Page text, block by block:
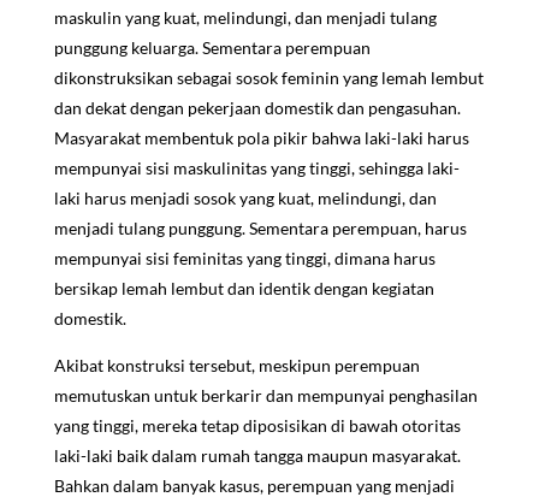
maskulin yang kuat, melindungi, dan menjadi tulang
punggung keluarga. Sementara perempuan
dikonstruksikan sebagai sosok feminin yang lemah lembut
dan dekat dengan pekerjaan domestik dan pengasuhan.
Masyarakat membentuk pola pikir bahwa laki-laki harus
mempunyai sisi maskulinitas yang tinggi, sehingga laki-
laki harus menjadi sosok yang kuat, melindungi, dan
menjadi tulang punggung. Sementara perempuan, harus
mempunyai sisi feminitas yang tinggi, dimana harus
bersikap lemah lembut dan identik dengan kegiatan
domestik.
Akibat konstruksi tersebut, meskipun perempuan
memutuskan untuk berkarir dan mempunyai penghasilan
yang tinggi, mereka tetap diposisikan di bawah otoritas
laki-laki baik dalam rumah tangga maupun masyarakat.
Bahkan dalam banyak kasus, perempuan yang menjadi